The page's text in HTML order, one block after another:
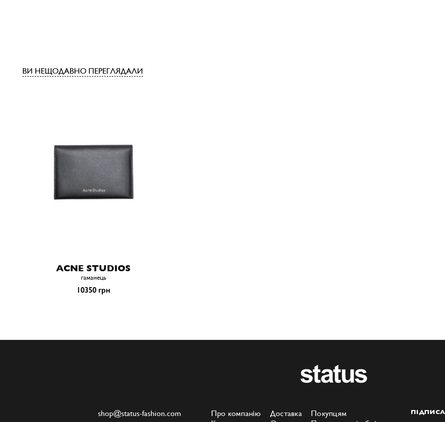
ВИ НЕЩОДАВНО ПЕРЕГЛЯДАЛИ
ACNE STUDIOS
гаманець
10350 грн
Про компанію
Доставка
Покупцям
shop@status-fashion.com